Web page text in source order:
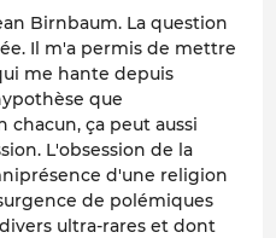
Birnbaum. La question
Il m'a permis de mettre
me hante depuis
que
ça peut aussi
L'obsession de la
d'une religion
de polémiques
ultra-rares et dont